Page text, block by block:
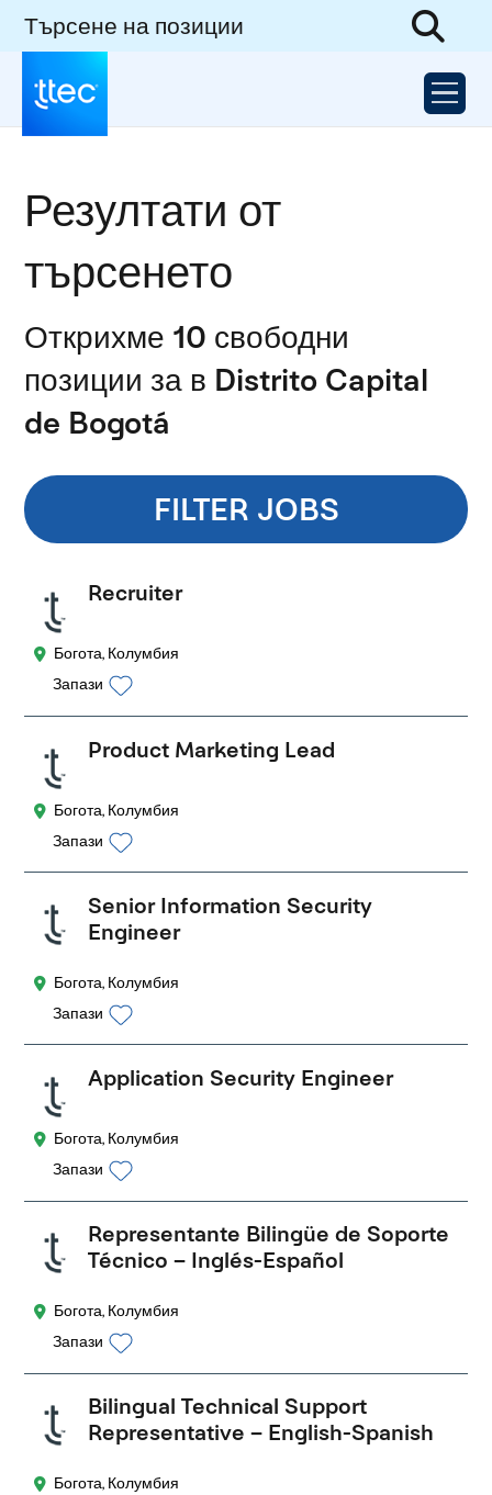
Търсене на позиции
Резултати от
търсенето
Открихме 10 свободни
позиции за в Distrito Capital
de Bogotá
FILTER JOBS
Recruiter
Богота, Колумбия
Запази
Product Marketing Lead
Богота, Колумбия
Запази
Senior Information Security
Engineer
Богота, Колумбия
Запази
Application Security Engineer
Богота, Колумбия
Запази
Representante Bilingüe de Soporte
Técnico – Inglés-Español
Богота, Колумбия
Запази
Bilingual Technical Support
Representative – English-Spanish
Богота, Колумбия